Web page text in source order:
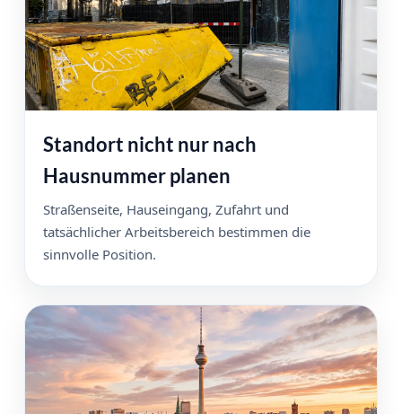
Standort nicht nur nach
Hausnummer planen
Straßenseite, Hauseingang, Zufahrt und
tatsächlicher Arbeitsbereich bestimmen die
sinnvolle Position.